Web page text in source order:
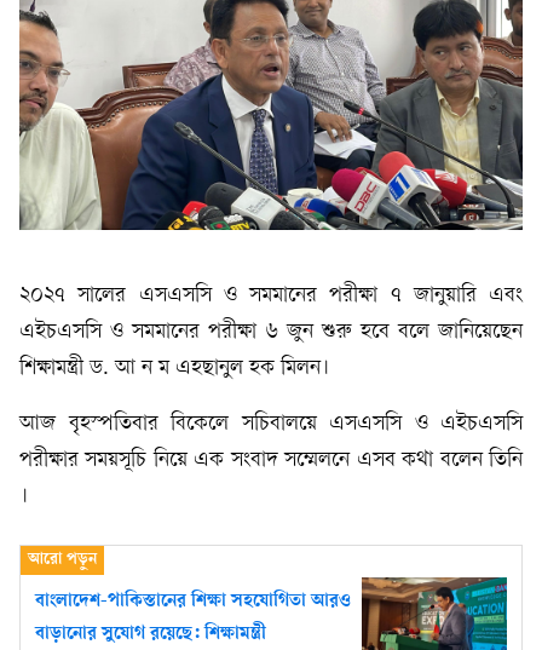
২০২৭ সালের এসএসসি ও সমমানের পরীক্ষা ৭ জানুয়ারি এবং
এইচএসসি ও সমমানের পরীক্ষা ৬ জুন শুরু হবে বলে জানিয়েছেন
শিক্ষামন্ত্রী ড. আ ন ম এহছানুল হক মিলন।
আজ বৃহস্পতিবার বিকেলে সচিবালয়ে এসএসসি ও এইচএসসি
পরীক্ষার সময়সূচি নিয়ে এক সংবাদ সম্মেলনে এসব কথা বলেন তিনি
।
বাংলাদেশ-পাকিস্তানের শিক্ষা সহযোগিতা আরও
বাড়ানোর সুযোগ রয়েছে: শিক্ষামন্ত্রী